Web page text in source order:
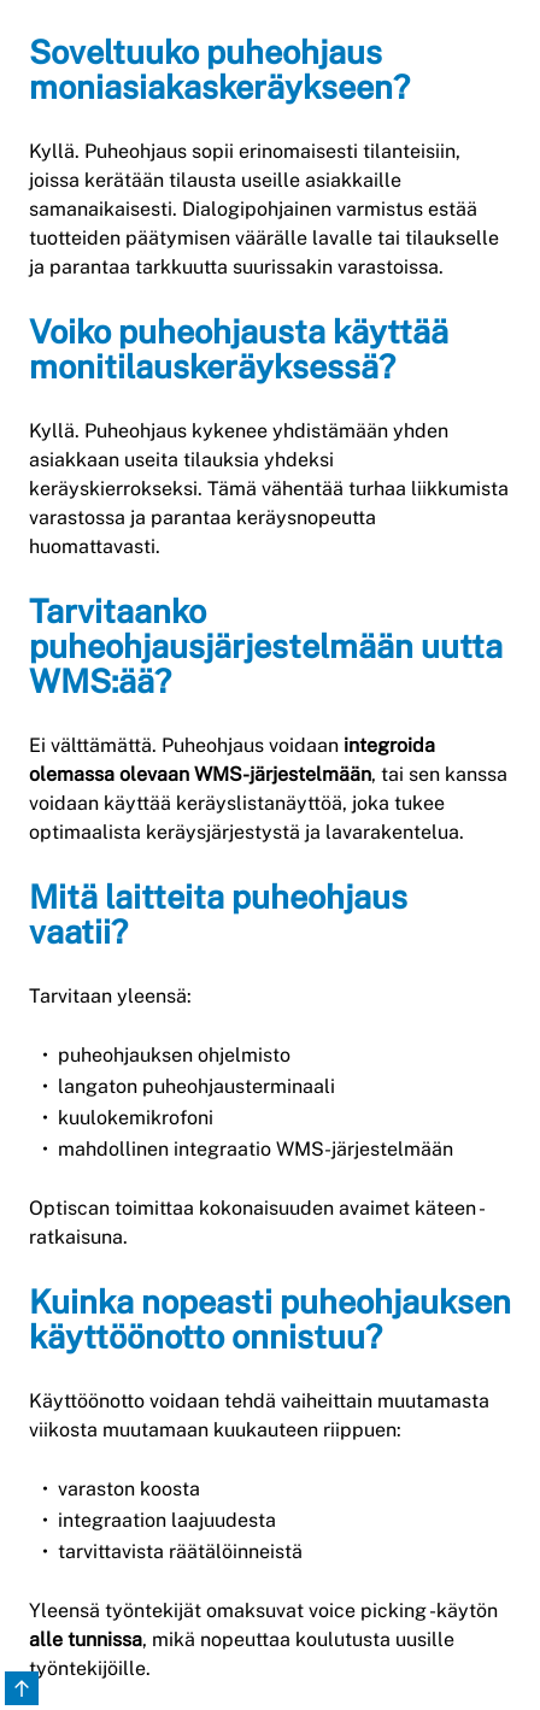
Soveltuuko puheohjaus
moniasiakaskeräykseen?
Kyllä. Puheohjaus sopii erinomaisesti tilanteisiin,
joissa kerätään tilausta useille asiakkaille
samanaikaisesti. Dialogipohjainen varmistus estää
tuotteiden päätymisen väärälle lavalle tai tilaukselle
ja parantaa tarkkuutta suurissakin varastoissa.
Voiko puheohjausta käyttää
monitilauskeräyksessä?
Kyllä. Puheohjaus kykenee yhdistämään yhden
asiakkaan useita tilauksia yhdeksi
keräyskierrokseksi. Tämä vähentää turhaa liikkumista
varastossa ja parantaa keräysnopeutta
huomattavasti.
Tarvitaanko
puheohjausjärjestelmään uutta
WMS:ää?
Ei välttämättä. Puheohjaus voidaan integroida
olemassa olevaan WMS-järjestelmään, tai sen kanssa
voidaan käyttää keräyslistanäyttöä, joka tukee
optimaalista keräysjärjestystä ja lavarakentelua.
Mitä laitteita puheohjaus
vaatii?
Tarvitaan yleensä:
puheohjauksen ohjelmisto
langaton puheohjausterminaali
kuulokemikrofoni
mahdollinen integraatio WMS-järjestelmään
Optiscan toimittaa kokonaisuuden avaimet käteen -
ratkaisuna.
Kuinka nopeasti puheohjauksen
käyttöönotto onnistuu?
Käyttöönotto voidaan tehdä vaiheittain muutamasta
viikosta muutamaan kuukauteen riippuen:
varaston koosta
integraation laajuudesta
tarvittavista räätälöinneistä
Yleensä työntekijät omaksuvat voice picking -käytön
alle tunnissa, mikä nopeuttaa koulutusta uusille
työntekijöille.
Takaisin alkuun